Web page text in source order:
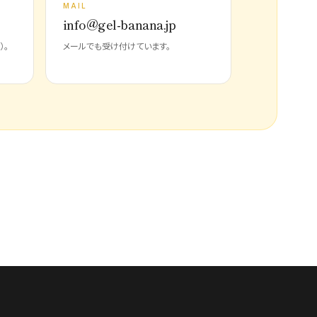
MAIL
info@gel-banana.jp
メールでも受け付けています。